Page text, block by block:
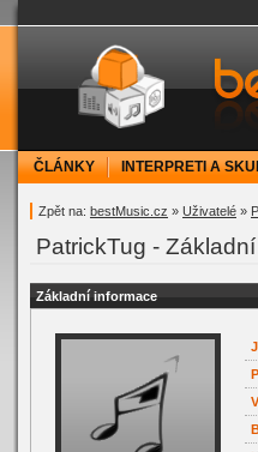
bestMusic.cz -
ČLÁNKY INTERPRETI A
Zpět na: bestMusic.cz » Uživatelé »
PatrickTug -
Základní informace
J
P
V